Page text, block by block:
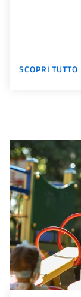
SCOPRI TUTTO